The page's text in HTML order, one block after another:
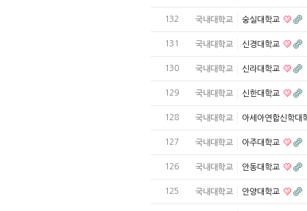
132 국내대학교 숭실대학교
131 국내대학교 신경대학교
130 국내대학교 신라대학교
129 국내대학교 신한대학교
128 국내대학교 아세아연합신학대
127 국내대학교 아주대학교
126 국내대학교 안동대학교
125 국내대학교 안양대학교